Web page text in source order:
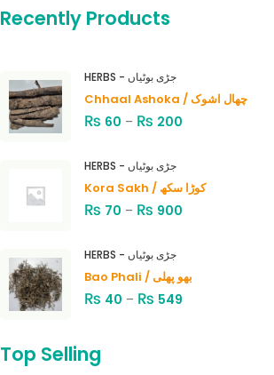
Recently Products
HERBS - جڑی بوٹیاں
Chhaal Ashoka / چھال اشوک
₨ 60 – ₨ 200
HERBS - جڑی بوٹیاں
Kora Sakh / کوڑا سکھ
₨ 70 – ₨ 900
HERBS - جڑی بوٹیاں
Bao Phali / بھو پھلی
₨ 40 – ₨ 549
Top Selling